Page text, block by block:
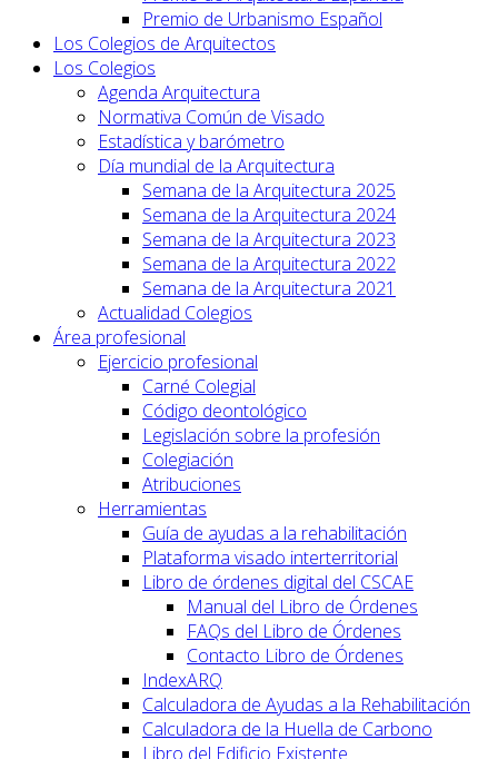
Premio de Urbanismo Español
Los Colegios de Arquitectos
Los Colegios
Agenda Arquitectura
Normativa Común de Visado
Estadística y barómetro
Día mundial de la Arquitectura
Semana de la Arquitectura 2025
Semana de la Arquitectura 2024
Semana de la Arquitectura 2023
Semana de la Arquitectura 2022
Semana de la Arquitectura 2021
Actualidad Colegios
Área profesional
Ejercicio profesional
Carné Colegial
Código deontológico
Legislación sobre la profesión
Colegiación
Atribuciones
Herramientas
Guía de ayudas a la rehabilitación
Plataforma visado interterritorial
Libro de órdenes digital del CSCAE
Manual del Libro de Órdenes
FAQs del Libro de Órdenes
Contacto Libro de Órdenes
IndexARQ
Calculadora de Ayudas a la Rehabilitación
Calculadora de la Huella de Carbono
Libro del Edificio Existente